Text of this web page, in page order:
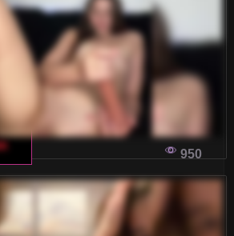
o swoją prywatność? Oto kilka
jak zachować
z takich platform.
I NAGRYWAĆ
WŁOSKIE CZATY DLA
cieszenie się włoskimi czatami
pełni – nagrywaj sesje, aby móc
tylko zechcesz. Dowiedź
950